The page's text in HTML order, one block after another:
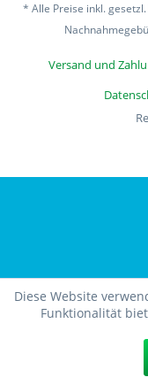
* Alle Preise inkl.
Versand und
Diese Website
Funktionalität